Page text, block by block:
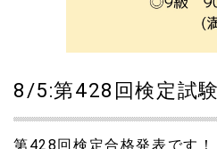
8/5:第428回検定試
第428回検定合格発表です！